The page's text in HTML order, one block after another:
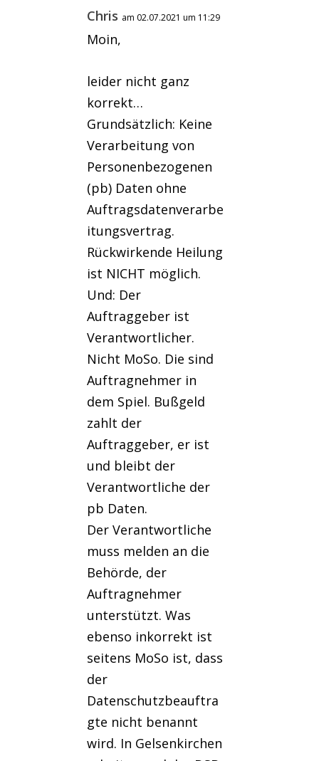
Chris am 02.07.2021 um 11:29
Moin,
leider nicht ganz
korrekt…
Grundsätzlich: Keine
Verarbeitung von
Personenbezogenen
(pb) Daten ohne
Auftragsdatenverarbe
itungsvertrag.
Rückwirkende Heilung
ist NICHT möglich.
Und: Der
Auftraggeber ist
Verantwortlicher.
Nicht MoSo. Die sind
Auftragnehmer in
dem Spiel. Bußgeld
zahlt der
Auftraggeber, er ist
und bleibt der
Verantwortliche der
pb Daten.
Der Verantwortliche
muss melden an die
Behörde, der
Auftragnehmer
unterstützt. Was
ebenso inkorrekt ist
seitens MoSo ist, dass
der
Datenschutzbeauftra
gte nicht benannt
wird. In Gelsenkirchen